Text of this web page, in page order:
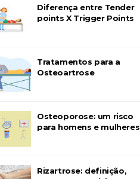
Diferença entre Tender
points X Trigger Points
Tratamentos para a
Osteoartrose
Osteoporose: um risco
para homens e mulheres
Rizartrose: definição,